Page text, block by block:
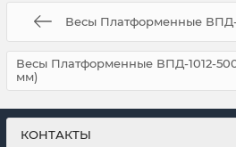
Весы Платформенные ВПД-
Весы Платформенные ВПД-1012-500
мм)
КОНТАКТЫ